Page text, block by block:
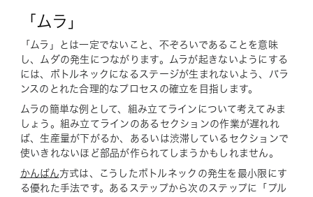
「ムラ」
「ムラ」とは一定でないこと、不ぞろいであることを意味
し、ムダの発生につながります。ムラが起きないようにする
には、ボトルネックになるステージが生まれないよう、バラ
ンスのとれた合理的なプロセスの確立を目指します。
ムラの簡単な例として、組み立てラインについて考えてみま
しょう。組み立てラインのあるセクションの作業が遅れれ
ば、生産量が下がるか、あるいは渋滞しているセクションで
使いきれないほど部品が作られてしまうかもしれません。
かんばん方式は、こうしたボトルネックの発生を最小限にす
る優れた手法です。あるステップから次のステップに「プル